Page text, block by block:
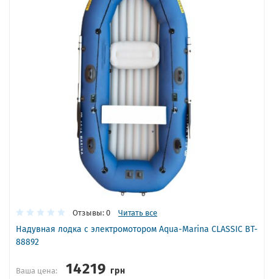
Отзывы: 0 Читать все
Надувная лодка с электромотором Aqua-Marina CLASSIC BT-
88892
Ваша цена: 14219грн